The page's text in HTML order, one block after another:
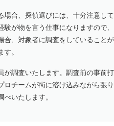
合、探偵選びには、十分注意して
が物を言う仕事になりますので、
合、対象者に調査をしていることが
。
が調査いたします。調査前の事前打
チームが街に溶け込みながら張り
いたします。